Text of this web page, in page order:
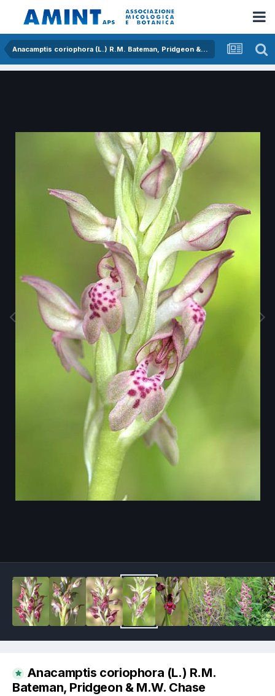
Anacamptis coriophora (L.) R.M. Bateman, Pridgeon & M.W. Chase
Anacamptis coriophora (L.) R.M.
Bateman, Pridgeon & M.W. Chase